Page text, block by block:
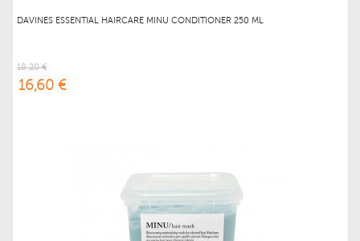
DAVINES ESSENTIAL HAIRCARE MINU CONDITIONER 250 ML
18,20 €
16,60 €